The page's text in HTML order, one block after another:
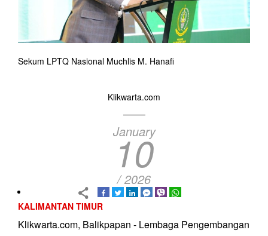
Sekum LPTQ Nasional Muchlis M. Hanafi
Klikwarta.com
January
10
/ 2026
KALIMANTAN TIMUR
Klikwarta.com, Balikpapan - Lembaga Pengembangan